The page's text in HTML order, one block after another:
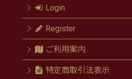
Login
Register
ご利用案内
特定商取引法表示